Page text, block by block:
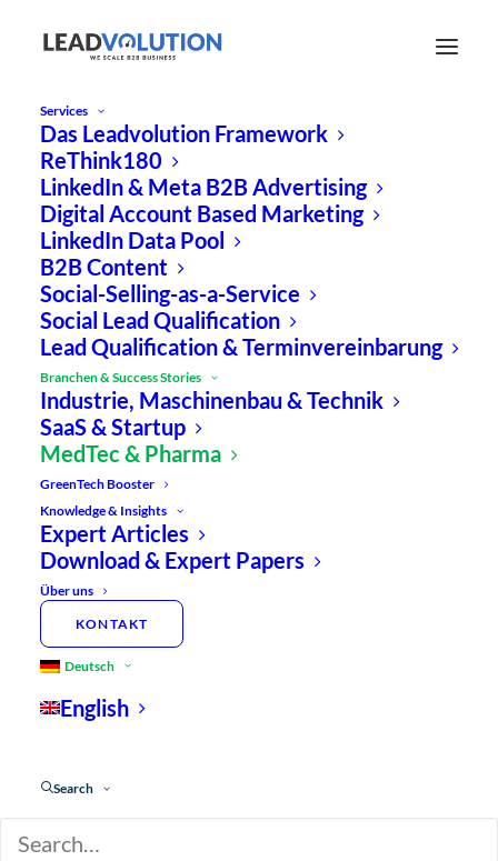
Services
Das Leadvolution Framework
ReThink180
LinkedIn & Meta B2B Advertising
Digital Account Based Marketing
LinkedIn Data Pool
B2B Content
Social-Selling-as-a-Service
Social Lead Qualification
Lead Qualification & Terminvereinbarung
Branchen & Success Stories
Industrie, Maschinenbau & Technik
SaaS & Startup
MedTec & Pharma
GreenTech Booster
Knowledge & Insights
Expert Articles
Download & Expert Papers
Über uns
KONTAKT
Deutsch
English
Search